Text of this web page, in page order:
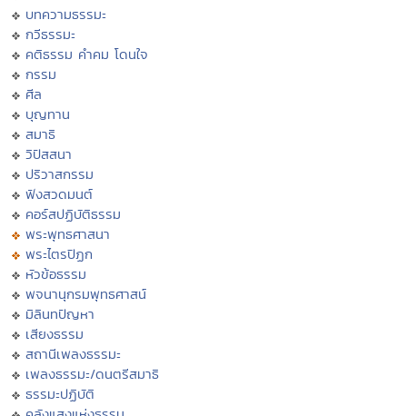
บทความธรรมะ
กวีธรรมะ
คติธรรม คำคม โดนใจ
กรรม
ศีล
บุญทาน
สมาธิ
วิปัสสนา
ปริวาสกรรม
ฟังสวดมนต์
คอร์สปฏิบัติธรรม
พระพุทธศาสนา
พระไตรปิฏก
หัวข้อธรรม
พจนานุกรมพุทธศาสน์
มิลินทปัญหา
เสียงธรรม
สถานีเพลงธรรมะ
เพลงธรรมะ/ดนตรีสมาธิ
ธรรมะปฏิบัติ